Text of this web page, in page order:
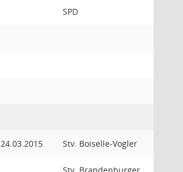
SPD
24.03.2015 Stv. Boiselle-Vogler